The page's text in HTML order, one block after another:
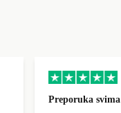
Preporuka svima